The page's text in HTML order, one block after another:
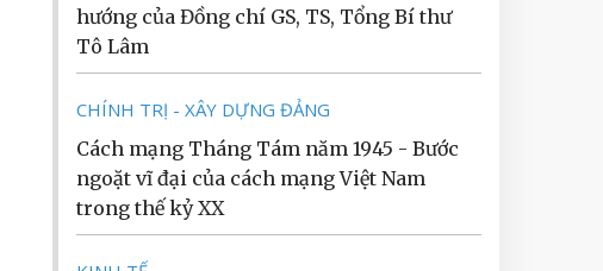
hướng của Đồng chí GS, TS, Tổng Bí thư
Tô Lâm
CHÍNH TRỊ - XÂY DỰNG ĐẢNG
Cách mạng Tháng Tám năm 1945 - Bước
ngoặt vĩ đại của cách mạng Việt Nam
trong thế kỷ XX